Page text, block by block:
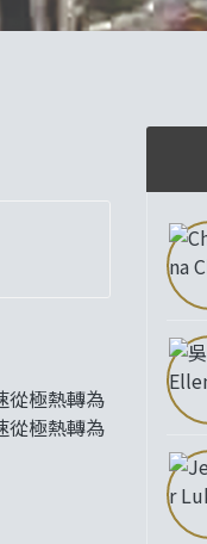
從極熱轉為
從極熱轉為